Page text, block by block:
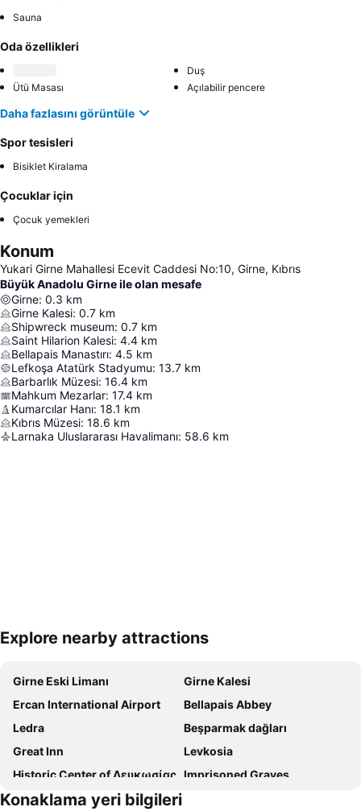
Sauna
Oda özellikleri
Duş
Ütü Masası
Açılabilir pencere
Daha fazlasını görüntüle
Spor tesisleri
Bisiklet Kiralama
Çocuklar için
Çocuk yemekleri
Konum
Yukari Girne Mahallesi Ecevit Caddesi No:10, Girne, Kıbrıs
Büyük Anadolu Girne ile olan mesafe
Girne: 0.3 km
Girne Kalesi: 0.7 km
Shipwreck museum: 0.7 km
Saint Hilarion Kalesi: 4.4 km
Bellapais Manastırı: 4.5 km
Lefkoşa Atatürk Stadyumu: 13.7 km
Barbarlık Müzesi: 16.4 km
Mahkum Mezarlar: 17.4 km
Kumarcılar Hanı: 18.1 km
Kıbrıs Müzesi: 18.6 km
Larnaka Uluslararası Havalimanı: 58.6 km
Haritayı genişlet
Explore nearby attractions
Girne Eski Limanı
Girne Kalesi
Ercan International Airport
Bellapais Abbey
Ledra
Beşparmak dağları
Great Inn
Levkosia
Historic Center of Λευκωσίας Imprisoned Graves
The Pedieos Li
Konaklama yeri bilgileri